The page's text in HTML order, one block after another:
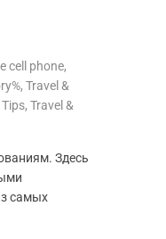
cell phone,
, Travel &
, Travel &
Здесь
самых